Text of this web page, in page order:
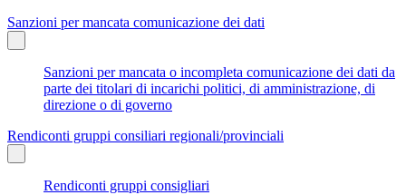
Sanzioni per mancata comunicazione dei dati
Sanzioni per mancata o incompleta comunicazione dei dati da
parte dei titolari di incarichi politici, di amministrazione, di
direzione o di governo
Rendiconti gruppi consiliari regionali/provinciali
Rendiconti gruppi consigliari